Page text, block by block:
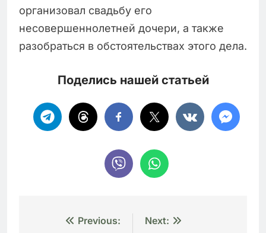
организовал свадьбу его
несовершеннолетней дочери, а также
разобраться в обстоятельствах этого дела.
Поделись нашей статьей
Навигация
Previous:
Next: